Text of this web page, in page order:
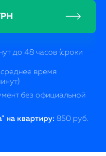
до 48 часов (сроки
время
без официальной
на квартиру: 850 руб.